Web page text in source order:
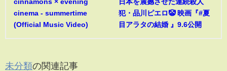
cinema - summertime
(Official Music Video)
犯・品川ピエロ🤡 映画『#夏
目アラタの結婚 』9.6公開
未分類の関連記事